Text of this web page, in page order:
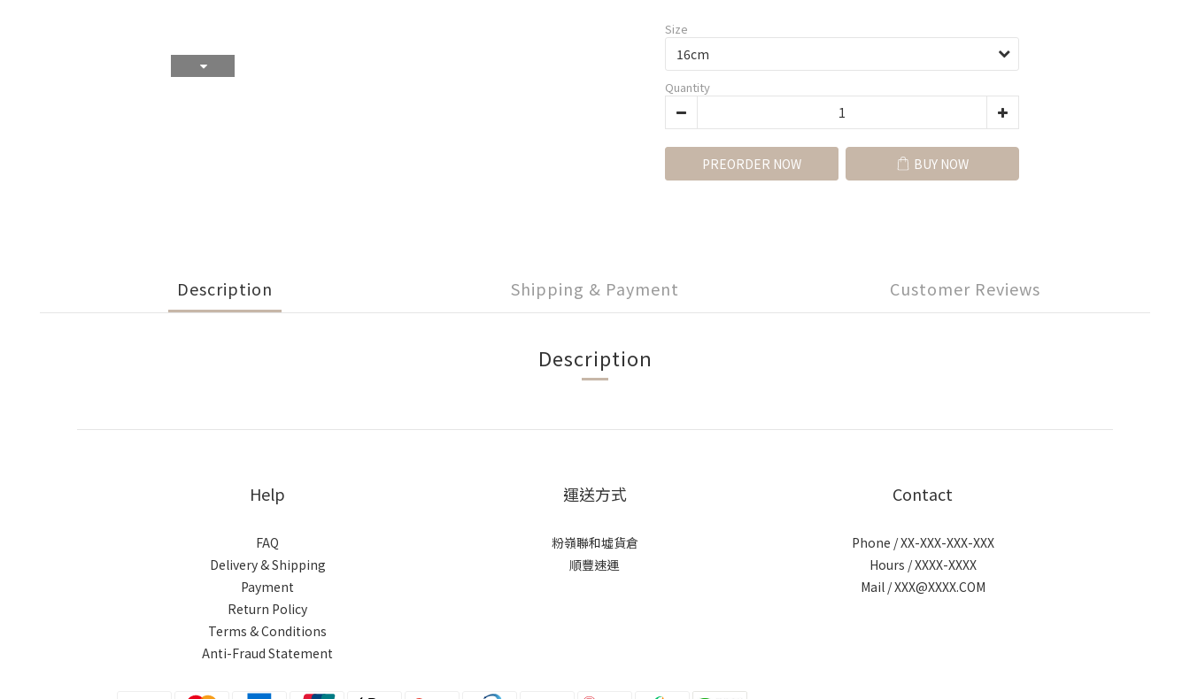
Size
Quantity
PREORDER NOW BUY NOW
Description Shipping & Payment Customer Reviews
Description
Help
FAQ
Delivery & Shipping
Payment
Return Policy
Terms & Conditions
Anti-Fraud Statement
運送方式
粉嶺聯和墟貨倉
順豐速運
Contact
Phone / XX-XXX-XXX-XXX
Hours / XXXX-XXXX
Mail / XXX@XXXX.COM